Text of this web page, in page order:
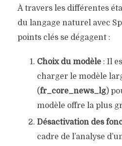
À travers les différentes
du langage naturel avec
points clés se dégagent :
Choix du modèle: Il
charger le modèle
(fr_core_news_lg)
modèle offre la plus
Désactivation des
cadre de l’analyse